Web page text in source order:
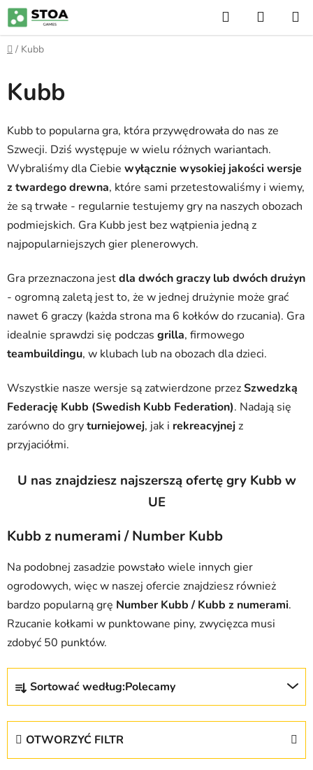
Przejść
do
treści
Szukaj
Home
/ Kubb
Kubb
Kubb to popularna gra, która przywędrowała do nas ze
Szwecji. Dziś występuje w wielu różnych wariantach.
Wybraliśmy dla Ciebie wyłącznie wysokiej jakości wersje
z twardego drewna, które sami przetestowaliśmy i wiemy,
że są trwałe - regularnie testujemy gry na naszych obozach
podmiejskich. Gra Kubb jest bez wątpienia jedną z
najpopularniejszych gier plenerowych.
Gra przeznaczona jestdla dwóch graczy lub dwóch drużyn
- ogromną zaletą jest to, że w jednej drużynie może grać
nawet 6 graczy (każda strona ma 6 kołków do rzucania). Gra
idealnie sprawdzi się podczas grilla, firmowego
teambuildingu, w klubach lub na obozach dla dzieci.
Wszystkie nasze wersje są zatwierdzone przezSzwedzką
Federację Kubb (Swedish Kubb Federation). Nadają się
zarówno do gryturniejowej, jak i rekreacyjnejz
przyjaciółmi.
U nas znajdziesz najszerszą ofertę gry Kubb w
UE
Kubb z numerami / Number Kubb
Na podobnej zasadzie powstało wiele innych gier
ogrodowych, więc w naszej ofercie znajdziesz również
bardzo popularną grę Number Kubb / Kubb z numerami.
Rzucanie kołkami w punktowane piny, zwycięzca musi
zdobyć 50 punktów.
S
o
r
Sortować według:Polecamy
OTWORZYĆ FILTR